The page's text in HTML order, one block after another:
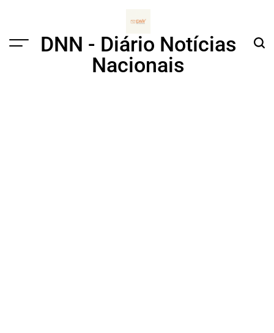
Menu
DNN - Diário Notícias
Nacionais